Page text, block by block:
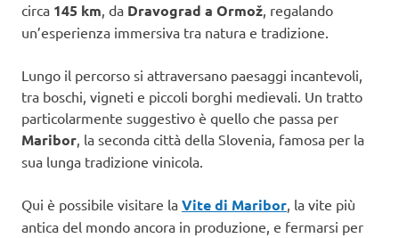
circa 145 km, da Dravograd a Ormož, regalando
un’esperienza immersiva tra natura e tradizione.
Lungo il percorso si attraversano paesaggi incantevoli,
tra boschi, vigneti e piccoli borghi medievali. Un tratto
particolarmente suggestivo è quello che passa per
Maribor, la seconda città della Slovenia, famosa per la
sua lunga tradizione vinicola.
Qui è possibile visitare la Vite di Maribor, la vite più
antica del mondo ancora in produzione, e fermarsi per